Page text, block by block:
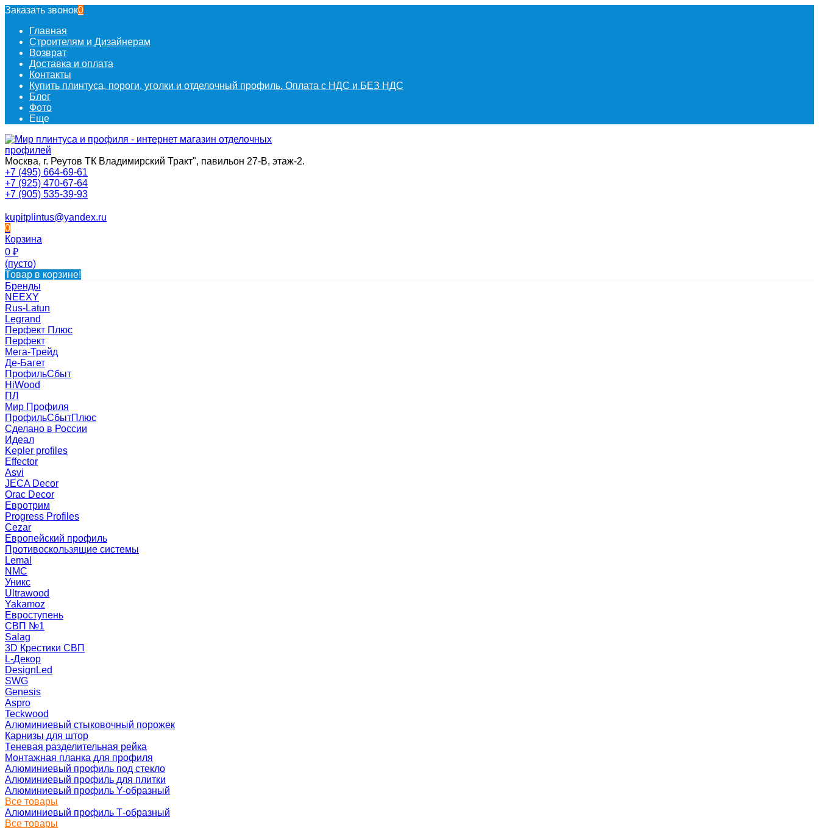
Заказать звонок0
Главная
Строителям и Дизайнерам
Возврат
Доставка и оплата
Контакты
Купить плинтуса, пороги, уголки и отделочный профиль. Оплата с НДС и БЕЗ НДС
Блог
Фото
Еще
Москва, г. Реутов ТК Владимирский Тракт", павильон 27-В, этаж-2.
+7 (495) 664-69-61
+7 (925) 470-67-64
+7 (905) 535-39-93
kupitplintus@yandex.ru
0
Корзина
0 ₽
(пусто)
Товар в корзине!
Бренды
NEEXY
Rus-Latun
Legrand
Перфект Плюс
Перфект
Мега-Трейд
Де-Багет
ПрофильСбыт
HiWood
ПЛ
Мир Профиля
ПрофильСбытПлюс
Сделано в России
Идеал
Kepler profiles
Effector
Asvi
JECA Decor
Orac Decor
Евротрим
Progress Profiles
Cezar
Европейский профиль
Противоскользящие системы
Lemal
NMC
Уникс
Ultrawood
Yakamoz
Евроступень
СВП №1
Salag
3D Крестики СВП
L-Декор
DesignLed
SWG
Genesis
Aspro
Teckwood
Алюминиевый стыковочный порожек
Карнизы для штор
Теневая разделительная рейка
Монтажная планка для профиля
Алюминиевый профиль под стекло
Алюминиевый профиль для плитки
Алюминиевый профиль Y-образный
Все товары
Алюминиевый профиль Т-образный
Все товары